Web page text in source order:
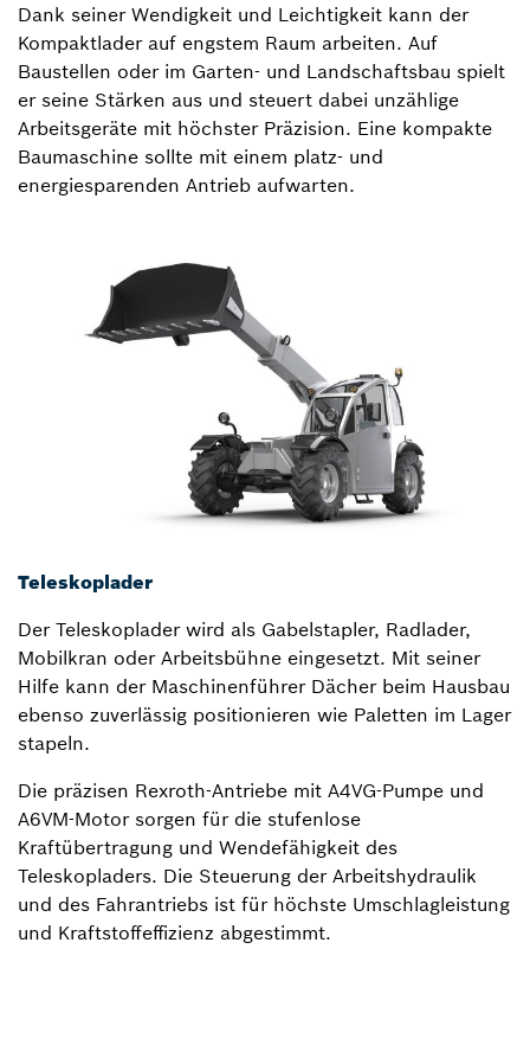
Dank seiner Wendigkeit und Leichtigkeit kann der
Kompaktlader auf engstem Raum arbeiten. Auf
Baustellen oder im Garten- und Landschaftsbau spielt
er seine Stärken aus und steuert dabei unzählige
Arbeitsgeräte mit höchster Präzision. Eine kompakte
Baumaschine sollte mit einem platz- und
energiesparenden Antrieb aufwarten.
Teleskoplader
Der Teleskoplader wird als Gabelstapler, Radlader,
Mobilkran oder Arbeitsbühne eingesetzt. Mit seiner
Hilfe kann der Maschinenführer Dächer beim Hausbau
ebenso zuverlässig positionieren wie Paletten im Lager
stapeln.
Die präzisen Rexroth-Antriebe mit A4VG-Pumpe und
A6VM-Motor sorgen für die stufenlose
Kraftübertragung und Wendefähigkeit des
Teleskopladers. Die Steuerung der Arbeitshydraulik
und des Fahrantriebs ist für höchste Umschlagleistung
und Kraftstoffeffizienz abgestimmt.